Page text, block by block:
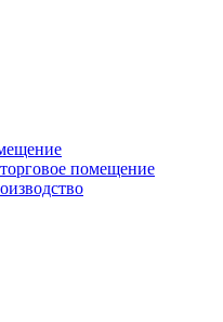
помещение